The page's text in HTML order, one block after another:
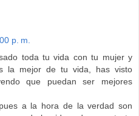
p. m.
toda tu vida con tu mujer y
la mejor de tu vida, has visto
que puedan ser mejores
a la hora de la verdad son